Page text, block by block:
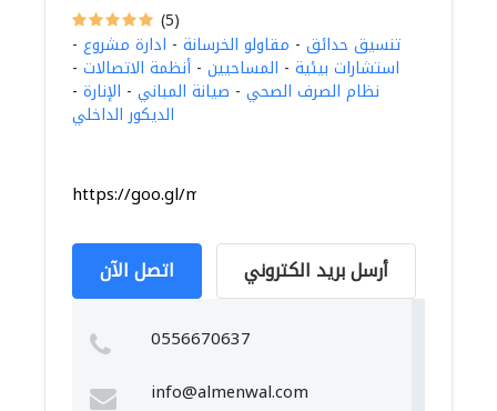
(5)
تنسيق حدائق - مقاولو الخرسانة - ادارة مشروع -
استشارات بيئية - المساحيين - أنظمة الاتصالات -
نظام الصرف الصحي - صيانة المباني - الإنارة -
الديكور الداخلي
https://goo.gl/maps/8qexa66QKdabx1PG9
اتصل الآن أرسل بريد الكتروني
0556670637
info@almenwal.com